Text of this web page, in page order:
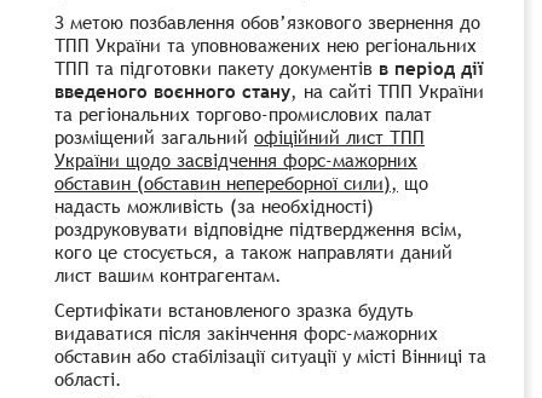
З метою позбавлення обов’язкового звернення до
ТПП України та уповноважених нею регіональних
ТПП та підготовки пакету документів в період дії
введеного воєнного стану, на сайті ТПП України
та регіональних торгово-промислових палат
розміщений загальний офіційний лист ТПП
України щодо засвідчення форс-мажорних
обставин (обставин непереборної сили), що
надасть можливість (за необхідності)
роздруковувати відповідне підтвердження всім,
кого це стосується, а також направляти даний
лист вашим контрагентам.
Сертифікати встановленого зразка будуть
видаватися після закінчення форс-мажорних
обставин або стабілізації ситуації у місті Вінниці та
області.